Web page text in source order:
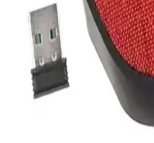
Everest SMW-88 ve Lecoo
Karşılaştırması: Ofis ve Ev
Bu karşılaştırma Everest SMW-88 ile
fareleri DPI farkı, bağlantı güvenilirliği,
ve kullanım alanı açısından inceler; ev
performans ve kullanıcı görüşleriyle
Everest Kablosuz Mouse